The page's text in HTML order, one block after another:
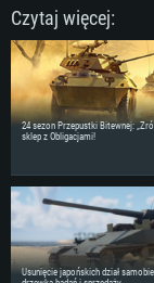
Czytaj więcej:
24 sezon Przepustki Bitewnej:
sklep z Obligacjami!
Usunięcie japońskich dział